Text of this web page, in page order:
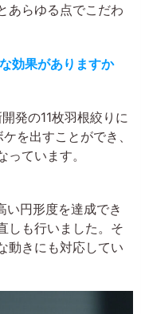
あらゆる点でこだわ
効果がありますか
発の11枚羽根絞りに
を出すことができ、
ています。
い円形度を達成でき
しも行いました。そ
動きにも対応してい